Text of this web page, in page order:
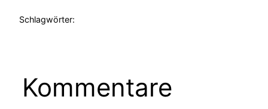
Schlagwörter:
Kommentare